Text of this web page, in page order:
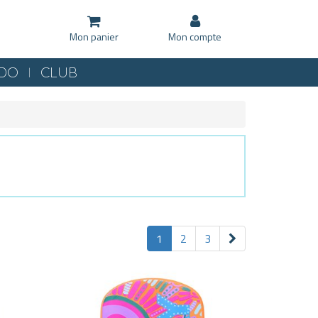
Mon panier Mon compte
CLUB
1 2 3